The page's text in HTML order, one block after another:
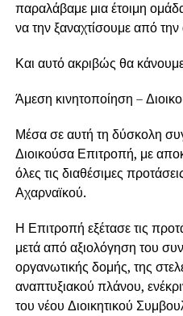
παραλάβαμε μια έτοιμη
να την ξαναχτίσουμε από
Και αυτό ακριβώς θα
Άμεση κινητοποίηση –
Μέσα σε αυτή τη δύσκολη
Διοικούσα Επιτροπή, με
όλες τις διαθέσιμες
Αχαρναϊκού.
Η Επιτροπή εξέτασε τις
μετά από αξιολόγηση του
οργανωτικής δομής, της
αναπτυξιακού πλάνου,
του νέου Διοικητικού